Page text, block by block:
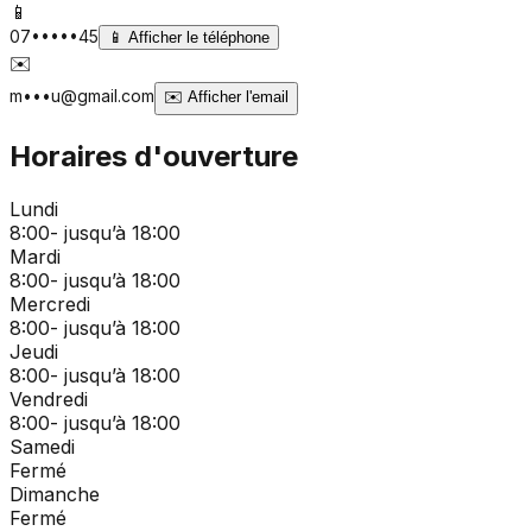
📱
07•••••45 📱 Afficher le téléphone
✉️
m•••u@gmail.com ✉️ Afficher l'email
Horaires d'ouverture
Lundi
8:00- jusqu’à 18:00
Mardi
8:00- jusqu’à 18:00
Mercredi
8:00- jusqu’à 18:00
Jeudi
8:00- jusqu’à 18:00
Vendredi
8:00- jusqu’à 18:00
Samedi
Fermé
Dimanche
Fermé